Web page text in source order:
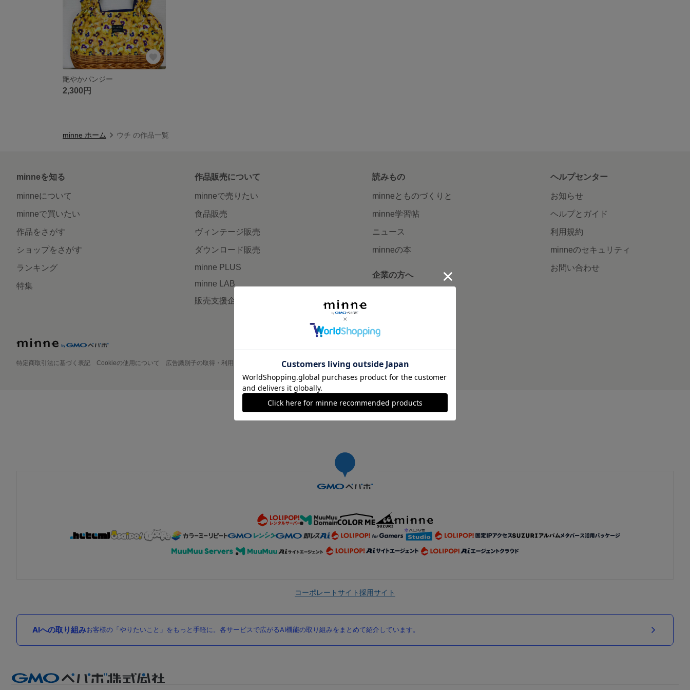
艶やかパンジー
2,300円
minne ホーム ウチ の作品一覧
minneを知る
minneについて
minneで買いたい
作品をさがす
ショップをさがす
ランキング
特集
作品販売について
minneで売りたい
食品販売
ヴィンテージ販売
ダウンロード販売
minne PLUS
minne LAB
販売支援企画・イベント
読みもの
minneとものづくりと
minne学習帖
ニュース
minneの本
企業の方へ
ヘルプセンター
お知らせ
ヘルプとガイド
利用規約
minneのセキュリティ
お問い合わせ
特定商取引法に基づく表記 Cookieの使用について 広告識別子の取得・利用 プライバシーポリシー 会社概要 採用情報 メディアキット
©GMO Pepabo, Inc. All rights reserved.
コーポレートサイト採用サイト
AIへの取り組みお客様の「やりたいこと」をもっと手軽に。各サービスで広がるAI機能の取り組みをまとめて紹介しています。